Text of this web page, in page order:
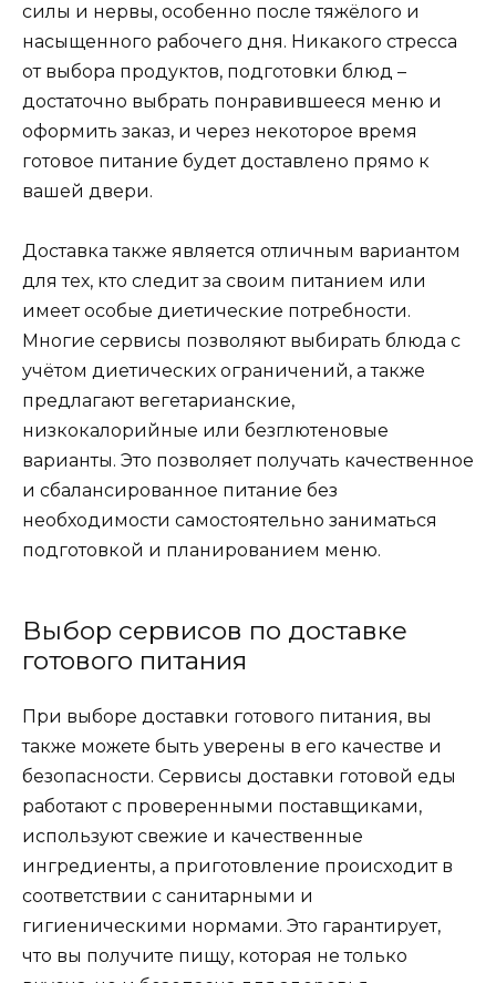
силы и нервы, особенно после тяжёлого и
насыщенного рабочего дня. Никакого стресса
от выбора продуктов, подготовки блюд –
достаточно выбрать понравившееся меню и
оформить заказ, и через некоторое время
готовое питание будет доставлено прямо к
вашей двери.
Доставка также является отличным вариантом
для тех, кто следит за своим питанием или
имеет особые диетические потребности.
Многие сервисы позволяют выбирать блюда с
учётом диетических ограничений, а также
предлагают вегетарианские,
низкокалорийные или безглютеновые
варианты. Это позволяет получать качественное
и сбалансированное питание без
необходимости самостоятельно заниматься
подготовкой и планированием меню.
Выбор сервисов по доставке
готового питания
При выборе доставки готового питания, вы
также можете быть уверены в его качестве и
безопасности. Сервисы доставки готовой еды
работают с проверенными поставщиками,
используют свежие и качественные
ингредиенты, а приготовление происходит в
соответствии с санитарными и
гигиеническими нормами. Это гарантирует,
что вы получите пищу, которая не только